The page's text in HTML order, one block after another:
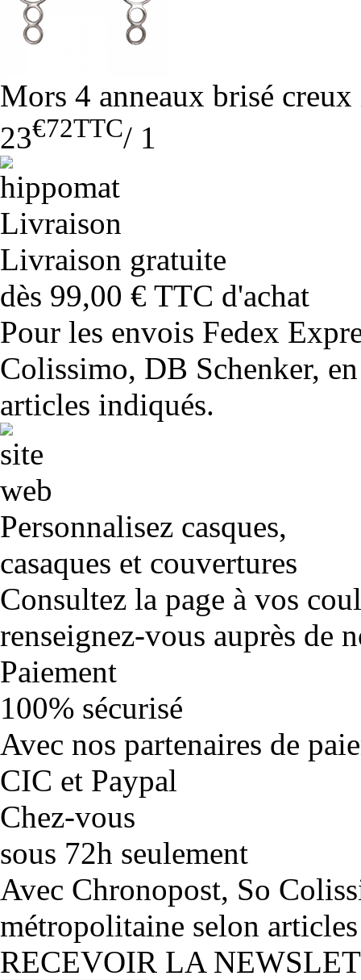
Mors 4 anneaux brisé
23€72TTC/ 1
Livraison gratuite
dès 99,00 € TTC d'achat
Pour les envois Fedex
Colissimo, DB Schenker,
articles indiqués.
Personnalisez casques,
casaques et couvertures
Consultez la page à vos
renseignez-vous auprès de
Paiement
100% sécurisé
Avec nos partenaires de
CIC et Paypal
Chez-vous
sous 72h seulement
Avec Chronopost, So
métropolitaine selon
RECEVOIR LA